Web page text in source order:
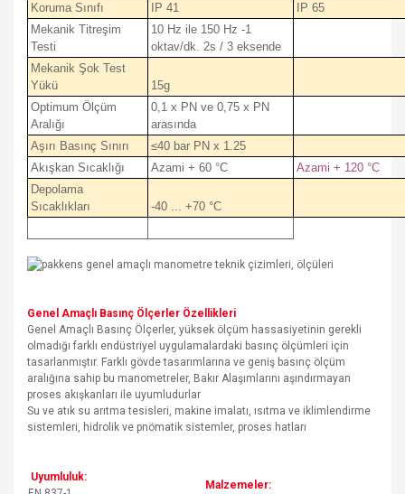
Koruma Sınıfı
IP 41
IP 65
Mekanik Titreşim
Testi
10 Hz ile 150 Hz -1
oktav/dk. 2s / 3 eksende
Mekanik Şok Test
Yükü
15g
Optimum Ölçüm
Aralığı
0,1 x PN ve 0,75 x PN
arasında
Aşırı Basınç Sınırı
≤40 bar PN x 1.25
Akışkan Sıcaklığı
Azami + 60 °C
Azami + 120 °C
Depolama
Sıcaklıkları
-40 ... +70 °C
Genel Amaçlı Basınç Ölçerler Özellikleri
Genel Amaçlı Basınç Ölçerler, yüksek ölçüm hassasiyetinin gerekli
olmadığı farklı endüstriyel uygulamalardaki basınç ölçümleri için
tasarlanmıştır. Farklı gövde tasarımlarına ve geniş basınç ölçüm
aralığına sahip bu manometreler, Bakır Alaşımlarını aşındırmayan
proses akışkanları ile uyumludurlar
Su ve atık su arıtma tesisleri, makine imalatı, ısıtma ve iklimlendirme
sistemleri, hidrolik ve pnömatik sistemler, proses hatları
Uyumluluk:
Malzemeler: